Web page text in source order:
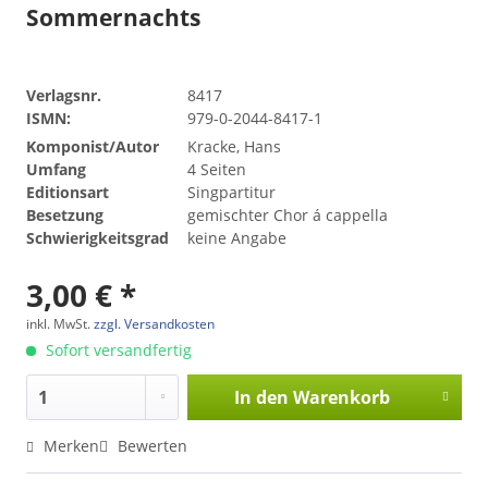
Sommernachts
Verlagsnr.
8417
ISMN:
979-0-2044-8417-1
Komponist/Autor
Kracke, Hans
Umfang
4 Seiten
Editionsart
Singpartitur
Besetzung
gemischter Chor á cappella
Schwierigkeitsgrad
keine Angabe
3,00 € *
inkl. MwSt.zzgl. Versandkosten
Sofort versandfertig
In den Warenkorb
Merken Bewerten